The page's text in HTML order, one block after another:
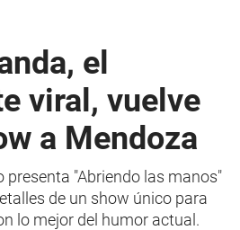
el
viral, vuelve
a Mendoza
presenta "Abriendo las manos"
de un show único para
lo mejor del humor actual.